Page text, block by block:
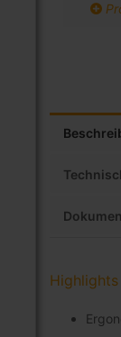
Highlights